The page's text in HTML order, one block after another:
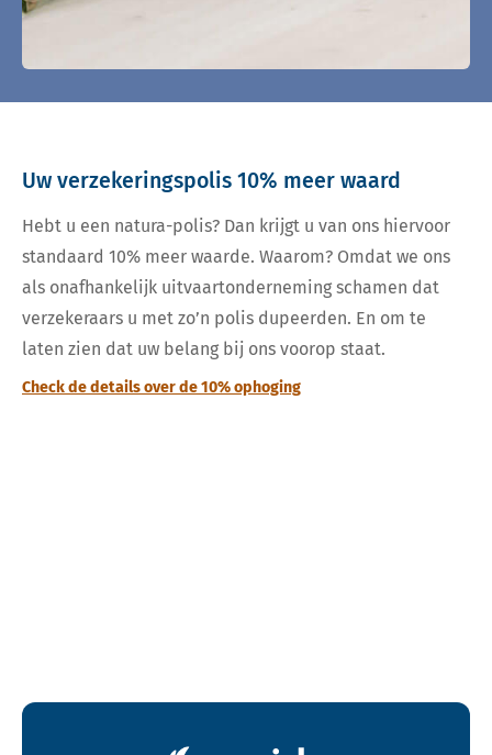
Uw verzekeringspolis 10% meer waard
Hebt u een natura-polis? Dan krijgt u van ons hiervoor
standaard 10% meer waarde. Waarom? Omdat we ons
als onafhankelijk uitvaartonderneming schamen dat
verzekeraars u met zo’n polis dupeerden. En om te
laten zien dat uw belang bij ons voorop staat.
Check de details over de 10% ophoging